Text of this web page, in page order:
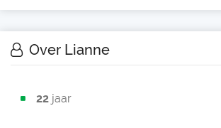
Over Lianne
22 jaar